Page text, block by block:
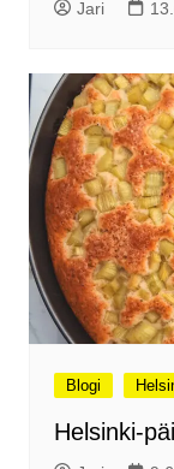
Jari
Blogi
Helsinki-